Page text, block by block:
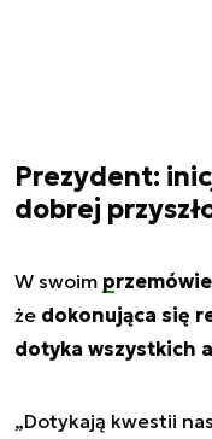
Prezydent:
dobrej
W swoim
że dokonująca się
dotyka wszystkich
„Dotykają kwestii